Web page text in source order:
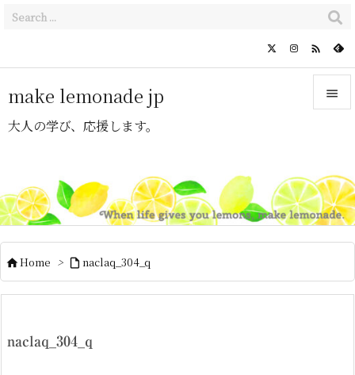
make lemonade jp
大人の学び、応援します。


サイド

次へ

Home >  naclaq_304_q
naclaq_304_q